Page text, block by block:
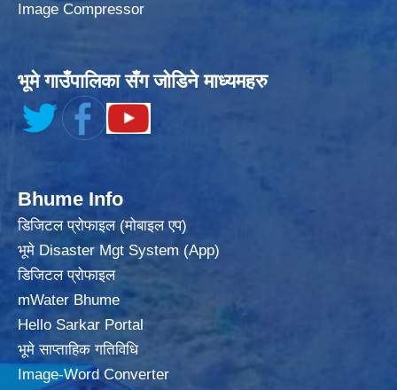
Image Compressor
भूमे गाउँपालिका सँग जोडिने माध्यमहरु
Bhume Info
डिजिटल प्रोफाइल (मोबाइल एप)
भूमे Disaster Mgt System (App)
डिजिटल प्रोफाइल
mWater Bhume
Hello Sarkar Portal
भूमे साप्ताहिक गतिविधि
Image-Word Converter